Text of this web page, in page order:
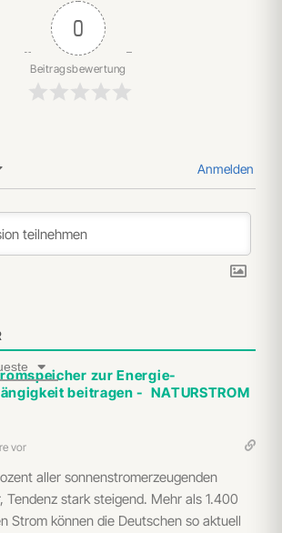
0
Beitragsbewertung
Anmelden
zur Energie-
beitragen - NATURSTROM
vor
aller sonnenstromerzeugenden
Tendenz stark steigend. Mehr als 1.400
Strom können die Deutschen so aktuell